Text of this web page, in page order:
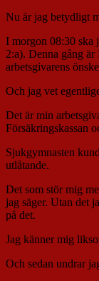
Nu är jag betydligt
I morgon 08:30 ska
2:a). Denna gång är
arbetsgivarens
Och jag vet
Det är min
Försäkringskassan
Sjukgymnasten
utlåtande.
Det som stör mig
jag säger. Utan det
på det.
Jag känner mig
Och sedan undrar